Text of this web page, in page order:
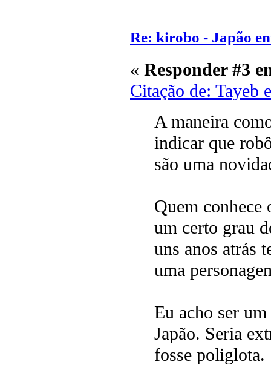
Re: kirobo - Japão
« Responder #3
Citação de: Tayeb
A maneira
indicar que
são uma
Quem conhece
um certo grau
uns anos atrás
uma
Eu acho ser
Japão. Seria
fosse poliglota.